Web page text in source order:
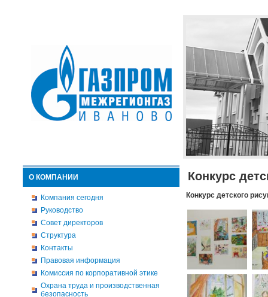
О КОМПАНИИ
Компания сегодня
Руководство
Совет директоров
Структура
Контакты
Правовая информация
Комиссия по корпоративной этике
Охрана труда и производственная
безопасность
Конкурс
Конкурс детского